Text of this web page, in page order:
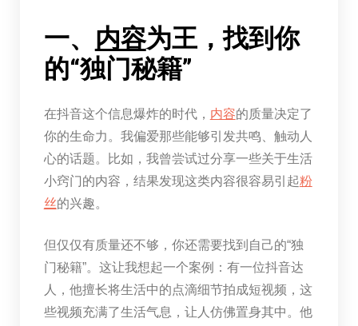
一、 内容为王，找到你
的“独门秘籍”
在抖音这个信息爆炸的时代， 内容的质量决定了
你的生命力。我偏爱那些能够引发共鸣、触动人
心的话题。比如，我曾尝试过分享一些关于生活
小窍门的内容，结果发现这类内容很容易引起粉
丝的兴趣。
但仅仅有质量还不够，你还需要找到自己的“独
门秘籍”。这让我想起一个案例：有一位抖音达
人，他擅长将生活中的点滴细节拍成短视频，这
些视频充满了生活气息，让人仿佛置身其中。他